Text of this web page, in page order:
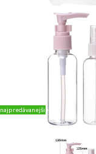
najpredávanejšie